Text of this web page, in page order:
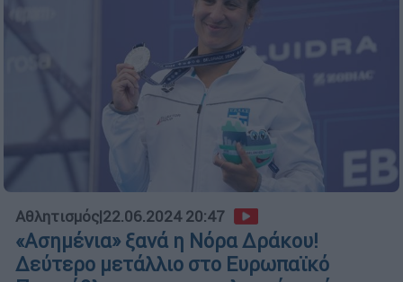
Αθλητισμός|22.06.2024 20:47
«Ασημένια» ξανά η Νόρα Δράκου!
Δεύτερο μετάλλιο στο Ευρωπαϊκό